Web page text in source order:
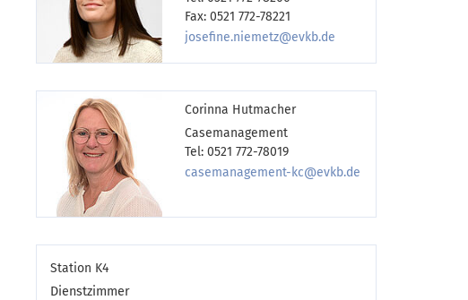
Fax: 0521 772-78221
josefine.niemetz@evkb.de
Corinna Hutmacher
Casemanagement
Tel: 0521 772-78019
casemanagement-kc@evkb.de
Station K4
Dienstzimmer